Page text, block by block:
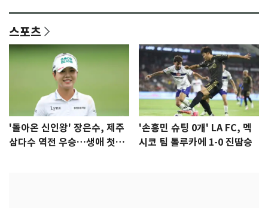
스포츠
'돌아온 신인왕' 장은수, 제주
삼다수 역전 우승…생애 첫승
'손흥민 슈팅 0개' LA FC, 멕
시코 팀 톨루카에 1-0 진땀승